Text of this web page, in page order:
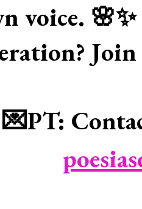
voice.
Join
💌PT: